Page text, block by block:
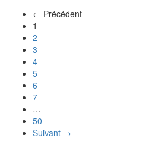
← Précédent
1
2
3
4
5
6
7
…
50
Suivant →